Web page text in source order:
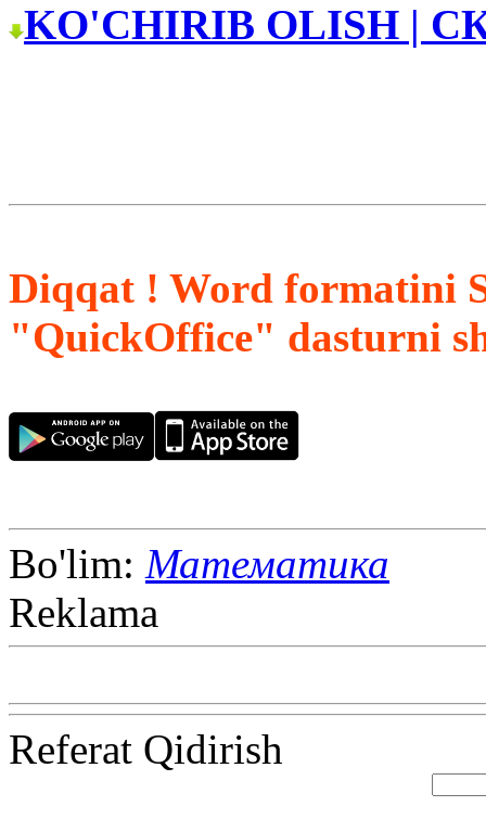
KO'CHIRIB OLISH |
Diqqat ! Word formatini
"QuickOffice" dasturni
Bo'lim: Математика
Reklama
Referat Qidirish